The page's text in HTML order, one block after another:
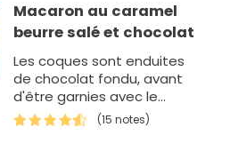
Macaron au caramel
beurre salé et chocolat
Les coques sont enduites
de chocolat fondu, avant
d'être garnies avec le
caramel. Exquise
association!
(15 notes)